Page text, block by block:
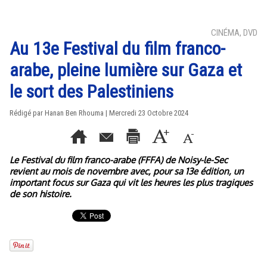
CINÉMA, DVD
Au 13e Festival du film franco-
arabe, pleine lumière sur Gaza et
le sort des Palestiniens
Rédigé par Hanan Ben Rhouma | Mercredi 23 Octobre 2024
Le Festival du film franco-arabe (FFFA) de Noisy-le-Sec
revient au mois de novembre avec, pour sa 13e édition, un
important focus sur Gaza qui vit les heures les plus tragiques
de son histoire.